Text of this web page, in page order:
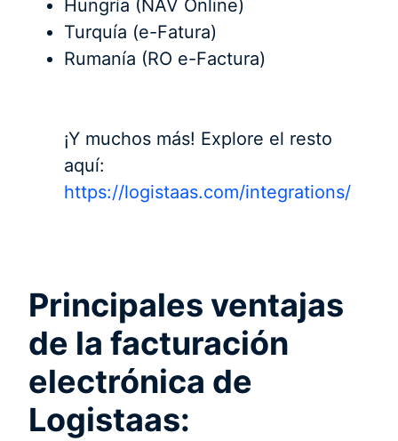
Hungría (NAV Online)
Turquía (e-Fatura)
Rumanía (RO e-Factura)
¡Y muchos más! Explore el resto
aquí:
https://logistaas.com/integrations/
Principales ventajas
de la facturación
electrónica de
Logistaas: